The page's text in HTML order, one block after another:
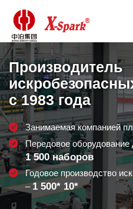
Производитель
с 1983 года
Занимаемая компанией
Передовое оборудование
1 500наборов
Годовое производство
– 1 500* 10*